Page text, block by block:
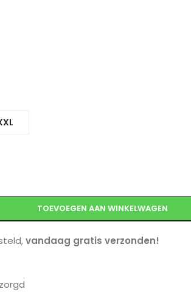
TOEVOEGEN AAN WINKELWAGEN
vandaag gratis verzonden!